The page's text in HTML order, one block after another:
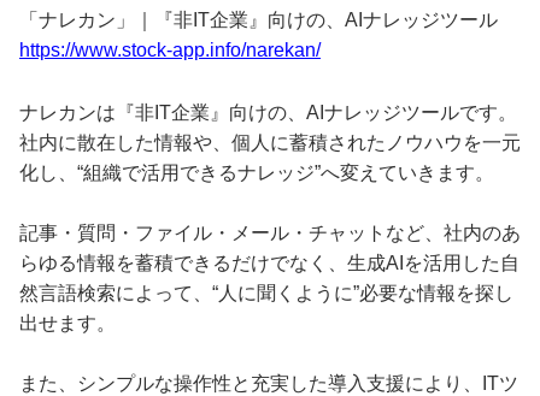
「ナレカン」｜『非IT企業』向けの、AIナレッジツール
https://www.stock-app.info/narekan/
ナレカンは『非IT企業』向けの、AIナレッジツールです。
社内に散在した情報や、個人に蓄積されたノウハウを一元
化し、“組織で活用できるナレッジ”へ変えていきます。
記事・質問・ファイル・メール・チャットなど、社内のあ
らゆる情報を蓄積できるだけでなく、生成AIを活用した自
然言語検索によって、“人に聞くように”必要な情報を探し
出せます。
また、シンプルな操作性と充実した導入支援により、ITツ